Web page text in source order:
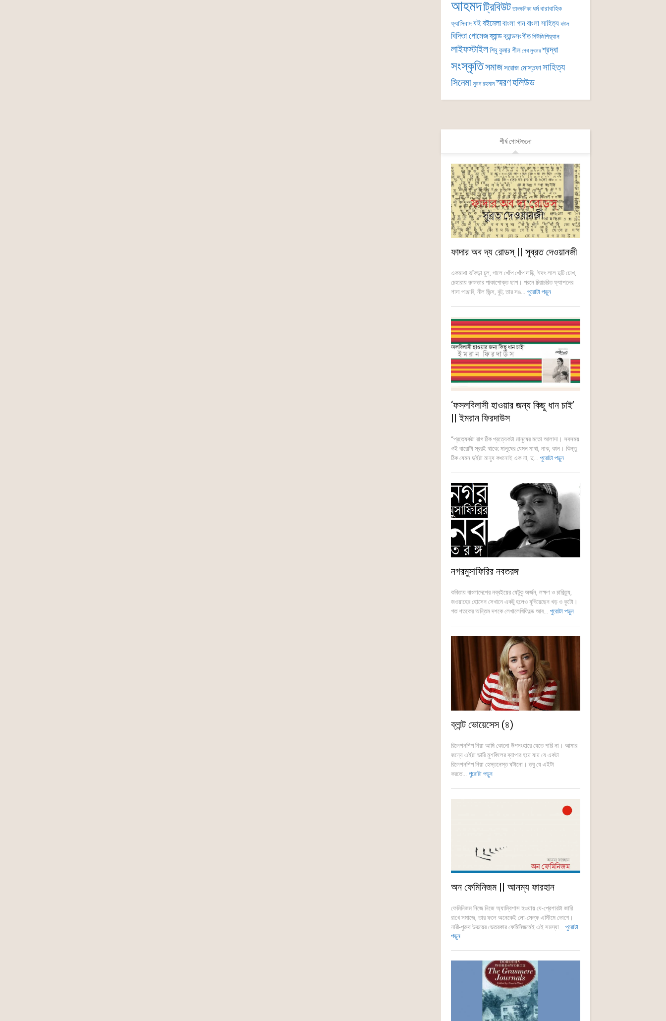
আহমদট্রিবিউট তাৎক্ষণিকা ধর্ম ধারাবাহিক
ফ্যাসিবাদবইবইমেলাবাংলা গানবাংলা সাহিত্য বাউল
বিদিতা গোমেজব্যান্ডব্যান্ডসংগীত মিউজিশিয়্যান
লাইফস্টাইলশিবু কুমার শীল শেখ লুৎফর শ্রদ্ধা
সংস্কৃতিসমাজসরোজ মোস্তফাসাহিত্য
সিনেমা সুমন রহমান স্মরণহলিউড
শীর্ষ পোস্টগুলো
ফাদার অব দ্য রোডস্ || সুব্রত দেওয়ানজী
একমাথা ঝাঁকড়া চুল, গালে খোঁপ খোঁপ দাড়ি, ঈষৎ লাল দুটি চোখ,
চেহারায় রুক্ষতার পাকাপোক্ত ছাপ। পরনে চিরাচরিত ফ্যাশনের
শাদা পাঞ্জাবি, নীল জিন্স, বুট; তার সঙ... পুরোটা পড়ুন
‘ফসলবিলাসী হাওয়ার জন্য কিছু ধান চাই’
|| ইমরান ফিরদাউস
“প্রত্যেকটা রাগ ঠিক প্রত্যেকটা মানুষের মতো আলাদা। সবসময়
ওই বারোটা স্বরই থাকে; মানুষের যেমন মাথা, নাক, কান। কিন্তু
ঠিক যেমন দুইটা মানুষ কখনোই এক না, দু... পুরোটা পড়ুন
নগরমুসাফিরির নবতরঙ্গ
কবিতায় বাংলাদেশের নব্বইয়ের যেটুকু অর্জন, লক্ষণ ও চারিত্র্য,
জওয়াহের হোসেন সেখানে একটু হলেও যুগিয়েছেন খড় ও কুটো।
গত শতকের অন্তিম দশকে লেখালেখিফিল্ডে আব... পুরোটা পড়ুন
ব্লান্ট ভোয়েসেস (৪)
রিলেশনশিপ নিয়া আমি কোনো উপসংহারে যেতে পারি না। আমার
জন্যে এইটা ভারি মুশকিলের ব্যাপার হয়ে যায় যে একটা
রিলেশনশিপ নিয়া হেস্তনেস্ত ঘটানো। তবু যে এইটা
করতে... পুরোটা পড়ুন
অন ফেমিনিজম || আনম্য ফারহান
ফেমিনিজম নিজে নিজে অ্যাম্বিশাস হওয়ায় যে-প্রেশারটা জারি
রাখে সমাজে, তার ফলে অনেকেই লো-সেল্ফ এস্টিমে ভোগে।
নারী-পুরুষ উভয়ের ভেতরকার ফেমিনিজমেই এই সমস্যা... পুরোটা
পড়ুন